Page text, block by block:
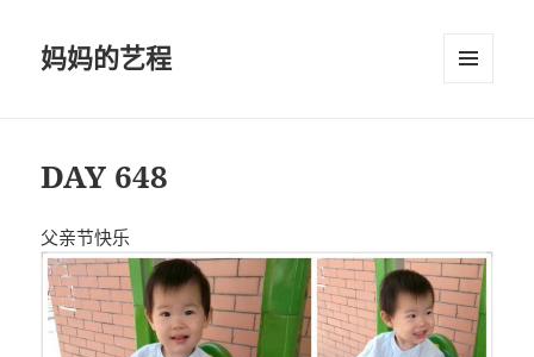
妈妈的艺程
DAY 648
父亲节快乐